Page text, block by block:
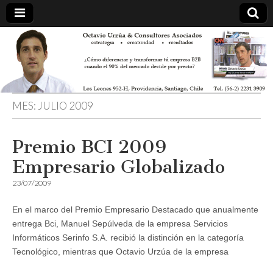
MES: JULIO 2009
Premio BCI 2009
Empresario Globalizado
23/07/2009
En el marco del Premio Empresario Destacado que anualmente
entrega Bci, Manuel Sepúlveda de la empresa Servicios
Informáticos Serinfo S.A. recibió la distinción en la categoría
Tecnológico, mientras que Octavio Urzúa de la empresa